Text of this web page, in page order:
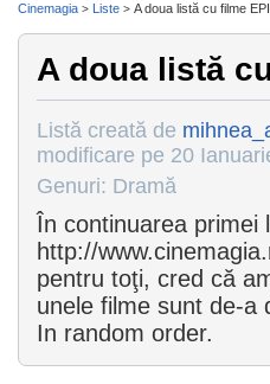
A doua listă
Listă creată de
modificare pe 20
Genuri: Dramă
În continuarea primei
http://
pentru toţi, cred că
unele filme sunt de-a
In random order.
Cinemagia > Liste > A doua listă cu filme